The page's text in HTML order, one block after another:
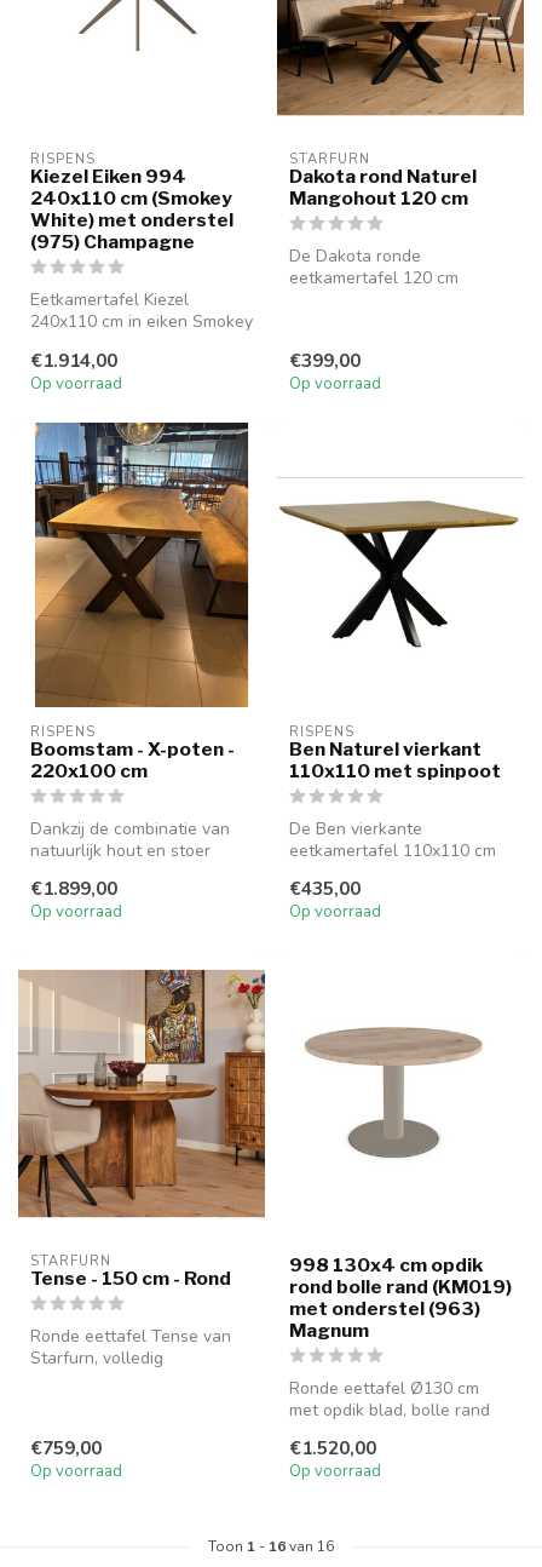
RISPENS
Kiezel Eiken 994
240x110 cm (Smokey
White) met onderstel
(975) Champagne
Eetkamertafel Kiezel
240x110 cm in eiken Smokey
Champagne. U...
€1.914,00
Op voorraad
STARFURN
Dakota rond Naturel
Mangohout 120 cm
De Dakota ronde
eetkamertafel 120 cm
€399,00
Op voorraad
RISPENS
Boomstam - X-poten -
220x100 cm
Dankzij de combinatie van
natuurlijk hout en stoer
perfec...
€1.899,00
Op voorraad
RISPENS
Ben Naturel vierkant
110x110 met spinpoot
De Ben vierkante
eetkamertafel 110x110 cm
tafelblad met e...
€435,00
Op voorraad
STARFURN
Tense - 150 cm - Rond
Ronde eettafel Tense van
Starfurn, volledig
€759,00
Op voorraad
998 130x4 cm opdik
rond bolle rand (KM019)
met onderstel (963)
Magnum
Ronde eettafel Ø130 cm
met opdik blad, bolle rand
Magnum. ...
€1.520,00
Op voorraad
Toon 1 - 16van 16